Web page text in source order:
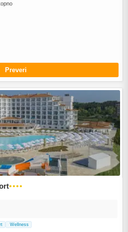
Preveri
●●●●
Wellness